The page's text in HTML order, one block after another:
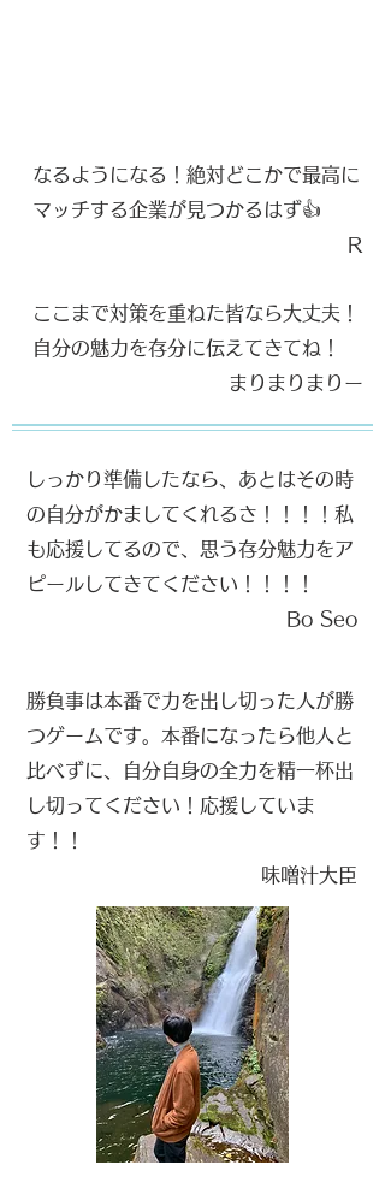
なるようになる！絶対どこかで最高に
マッチする企業が見つかるはず👍
R
ここまで対策を重ねた皆なら大丈夫！
自分の魅力を存分に伝えてきてね！
​まりまりまりー​
しっかり準備したなら、あとはその時
の自分がかましてくれるさ！！！！私
も応援してるので、思う存分魅力をア
ピールしてきてください！！！！
​Bo Seo
勝負事は本番で力を出し切った人が勝
つゲームです。本番になったら他人と
比べずに、自分自身の全力を精一杯出
し切ってください！応援していま
す！！
​味噌汁大臣